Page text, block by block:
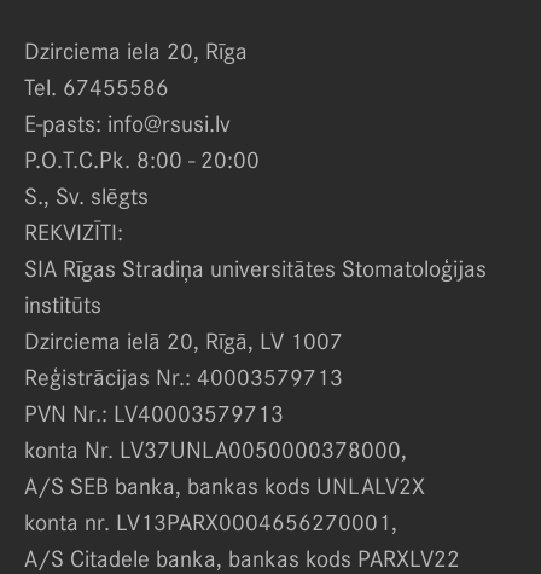
Dzirciema iela 20, Rīga
Tel. 67455586
E-pasts: info@rsusi.lv
P.O.T.C.Pk. 8:00 - 20:00
S., Sv. slēgts
REKVIZĪTI:
SIA Rīgas Stradiņa universitātes Stomatoloģijas
institūts
Dzirciema ielā 20, Rīgā, LV 1007
Reģistrācijas Nr.: 40003579713
PVN Nr.: LV40003579713
konta Nr. LV37UNLA0050000378000,
A/S SEB banka, bankas kods UNLALV2X
konta nr. LV13PARX0004656270001,
A/S Citadele banka, bankas kods PARXLV22